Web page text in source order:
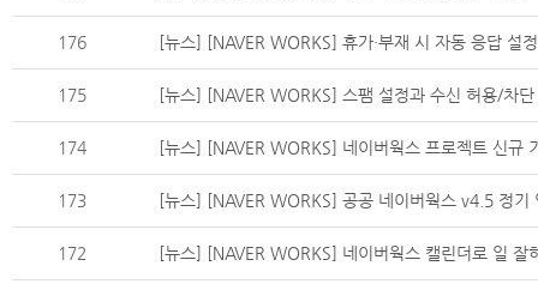
176 [뉴스] [NAVER WORKS] 휴가·부재 시 자동 응답 설
175 [뉴스] [NAVER WORKS] 스팸 설정과 수신 허용/차단
174 [뉴스] [NAVER WORKS] 네이버웍스 프로젝트 신규
173 [뉴스] [NAVER WORKS] 공공 네이버웍스 v4.5 정기
172 [뉴스] [NAVER WORKS] 네이버웍스 캘린더로 일 잘